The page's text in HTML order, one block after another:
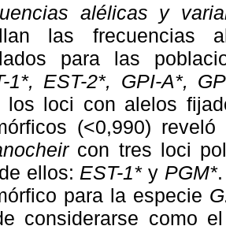
alélicas y
las frecuencias
para las
1*, EST-2*, GPI-A*,
los loci con alelos
(<0,990)
con tres loci
ellos: EST-1*y PGM*
para la especie
considerarse como